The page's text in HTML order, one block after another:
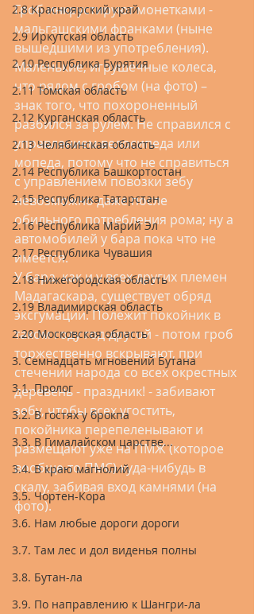
2.8 Красноярский край
2.9 Иркутская область
2.10 Республика Бурятия
2.11 Томская область
2.12 Курганская область
2.13 Челябинская область
2.14 Республика Башкортостан
2.15 Республика Татарстан
2.16 Республика Марий Эл
2.17 Республика Чувашия
2.18 Нижегородская область
2.19 Владимирская область
2.20 Московская область
3. Семнадцать мгновений Бутана
3.1. Пролог
3.2. В гостях у брокпа
3.3. В Гималайском царстве...
3.4. В краю магнолий
3.5. Чортен-Кора
3.6. Нам любые дороги дороги
3.7. Там лес и дол виденья полны
3.8. Бутан-ла
3.9. По направлению к Шангри-ла
Гроб инкрустируют монетками -
мальгашскими франками (ныне
вышедшими из употребления).
Маленькие, игрушечные колеса,
что рядом с гробом (на фото) –
знак того, что похороненный
разбился за рулем. Не справился с
управлением велосипеда или
мопеда, потому что не справиться
с управлением повозки зебу
невозможно даже после
обильного потребления рома; ну а
автомобилей у бара пока что не
имеется.
У бара, как и у всех других племен
Мадагаскара, существует обряд
эксгумации. Полежит покойник в
таком году год-другой - потом гроб
торжественно вскрывают, при
стечении народа со всех окрестных
деревень - праздник! - забивают
зебу, чтобы всех угостить,
покойника перепеленывают и
размещают уже на ПМЖ (которое
вообще-то ПМС) куда-нибудь в
скалу, забивая вход камнями (на
фото).